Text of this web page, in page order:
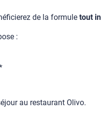
de la formule tout
:
au restaurant Olivo.